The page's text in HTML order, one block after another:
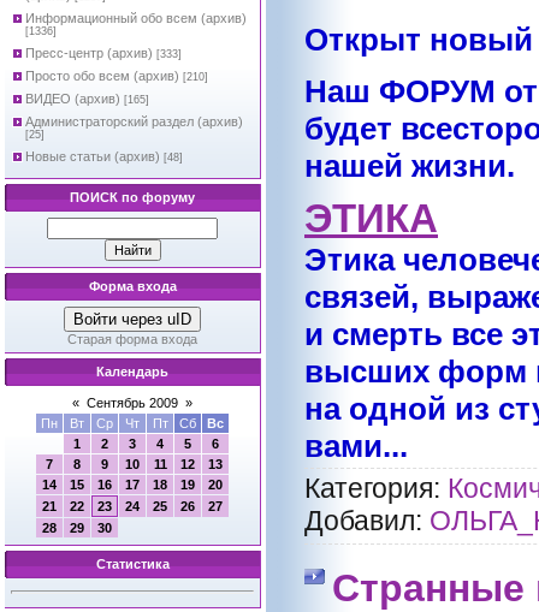
Информационный обо всем (архив)
[1336]
Пресс-центр (архив) [333]
Просто обо всем (архив) [210]
ВИДЕО (архив) [165]
Администраторский раздел (архив)
[25]
Новые статьи (архив) [48]
ПОИСК по форуму
Форма входа
Войти через uID
Старая форма входа
Календарь
« Сентябрь 2009 »
Пн
Вт Ср Чт Пт Сб
Вс
1
2 3 4 5
6
7
8 9 10 11 12
13
14
15 16 17 18 19
20
21
22 23 24 25 26
27
28
29 30
Статистика
Открыт
Наш ФОРУМ
будет
нашей жизни.
ЭТИКА
Этика
связей,
и смерть все
высших форм
на одной из
вами...
Категория:
Добавил:
Странные